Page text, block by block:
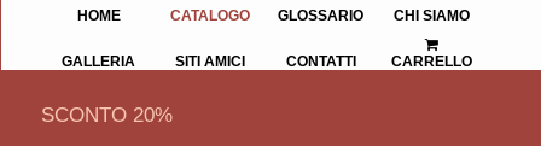
HOME CATALOGO GLOSSARIO CHI SIAMO
GALLERIA SITI AMICI CONTATTI CARRELLO
SCONTO 20%